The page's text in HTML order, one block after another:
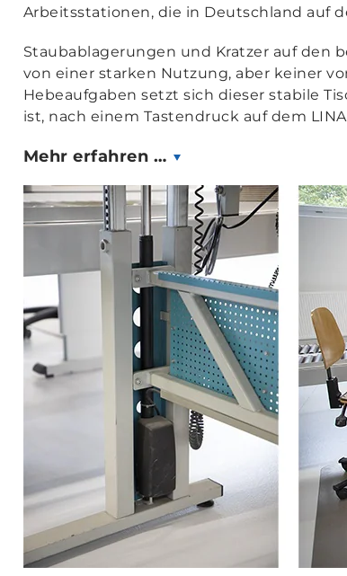
Arbeitsstationen, die in Deutschland auf
Staubablagerungen und Kratzer auf den
von einer starken Nutzung, aber keiner
Hebeaufgaben setzt sich dieser stabile
ist, nach einem Tastendruck auf dem
Mehr erfahren …